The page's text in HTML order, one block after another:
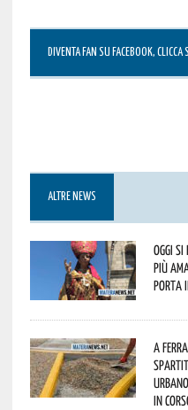
DIVENTA FAN SU FACEBOOK, CLICCA
ALTRE NEWS
Oggi
più
porta
A
in